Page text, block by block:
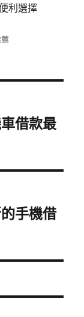
利選擇
借款最
手機借